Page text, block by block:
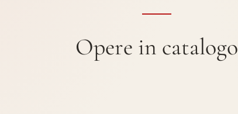
Opere in catalogo